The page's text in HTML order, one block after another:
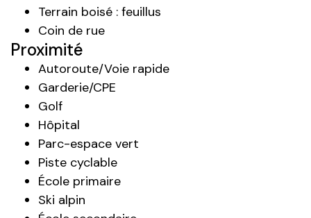
Terrain boisé : feuillus
Coin de rue
Proximité
Autoroute/Voie rapide
Garderie/CPE
Golf
Hôpital
Parc-espace vert
Piste cyclable
École primaire
Ski alpin